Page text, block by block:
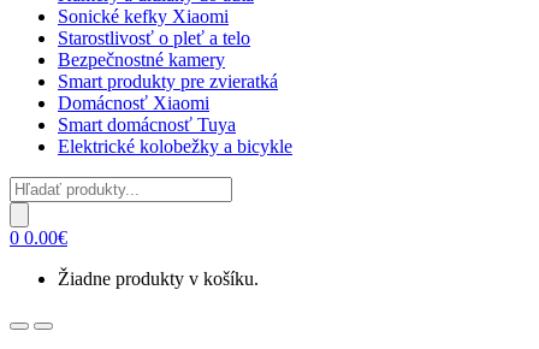
Sonické kefky Xiaomi
Starostlivosť o pleť a telo
Bezpečnostné kamery
Smart produkty pre zvieratká
Domácnosť Xiaomi
Smart domácnosť Tuya
Elektrické kolobežky a bicykle
Products
search
0 0.00€
Žiadne produkty v košíku.
OpenClose